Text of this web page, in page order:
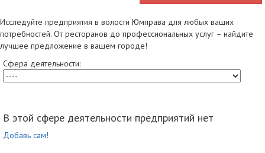
Исследуйте предприятия в волости Юмправа для любых ваших
потребностей. От ресторанов до профессиональных услуг – найдите
лучшее предложение в вашем городе!
Сфера деятельности:
В этой сфере деятельности предприятий нет
Добавь сам!